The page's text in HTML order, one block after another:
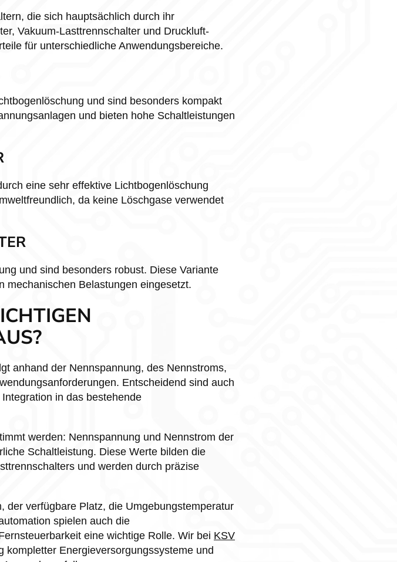
die sich hauptsächlich durch ihr
Vakuum-Lasttrennschalter und Druckluft-
für unterschiedliche Anwendungsbereiche.
und sind besonders kompakt
und bieten hohe Schaltleistungen
eine sehr effektive Lichtbogenlöschung
da keine Löschgase verwendet
und sind besonders robust. Diese Variante
mechanischen Belastungen eingesetzt.
anhand der Nennspannung, des Nennstroms,
Entscheidend sind auch
in das bestehende
werden: Nennspannung und Nennstrom der
Schaltleistung. Diese Werte bilden die
und werden durch präzise
der verfügbare Platz, die Umgebungstemperatur
spielen auch die
eine wichtige Rolle. Wir bei KSV
kompletter Energieversorgungssysteme und